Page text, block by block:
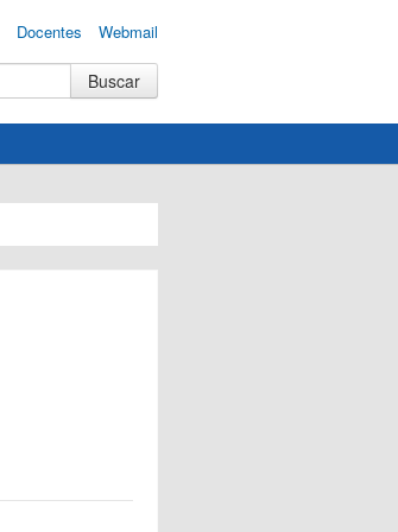
Docentes Webmail